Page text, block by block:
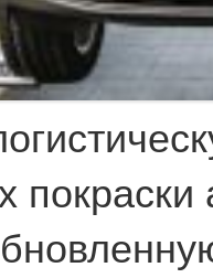
покраски